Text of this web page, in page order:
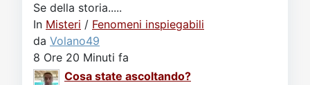
Se della storia.....
In Misteri / Fenomeni inspiegabili
da Volano49
8 Ore 20 Minuti fa
Cosa state ascoltando?